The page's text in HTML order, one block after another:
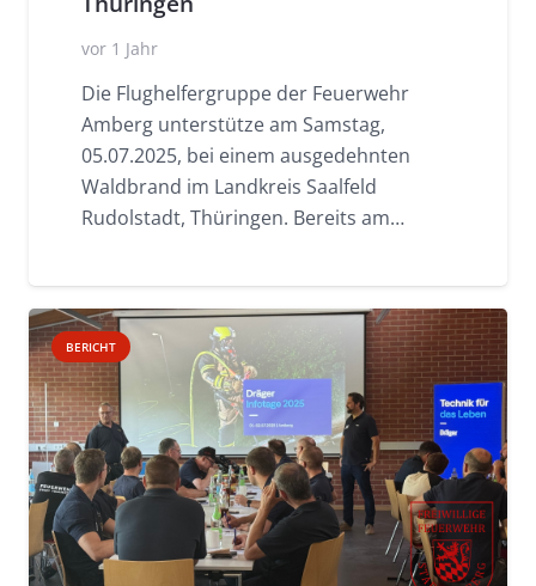
vor 1 Jahr
Die Flughelfergruppe der Feuerwehr
Amberg unterstütze am Samstag,
05.07.2025, bei einem ausgedehnten
Waldbrand im Landkreis Saalfeld
Rudolstadt, Thüringen. Bereits am…
BERICHT